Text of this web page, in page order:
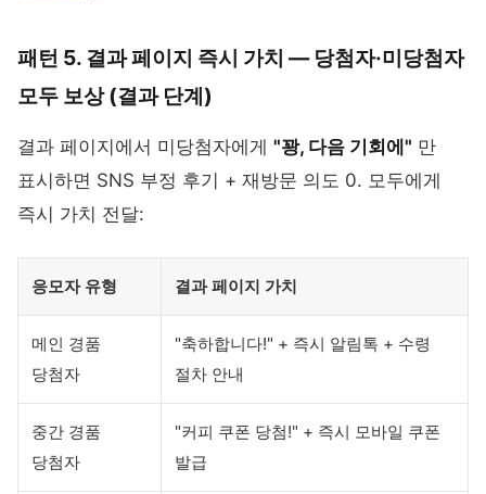
패턴 5. 결과 페이지 즉시 가치 — 당첨자·미당첨자
모두 보상 (결과 단계)
결과 페이지에서 미당첨자에게 "꽝, 다음 기회에" 만
표시하면 SNS 부정 후기 + 재방문 의도 0. 모두에게
즉시 가치 전달:
응모자 유형 결과 페이지 가치
메인 경품
당첨자
"축하합니다!" + 즉시 알림톡 + 수령
절차 안내
중간 경품
당첨자
"커피 쿠폰 당첨!" + 즉시 모바일 쿠폰
발급